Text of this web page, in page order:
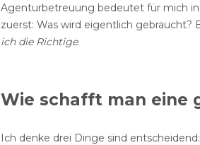
Agenturbetreuung bedeutet für mich
zuerst: Was wird eigentlich gebraucht?
ich die Richtige.
Wie schafft man eine
Ich denke drei Dinge sind